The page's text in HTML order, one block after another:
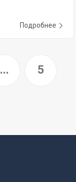
Подробнее
... 5